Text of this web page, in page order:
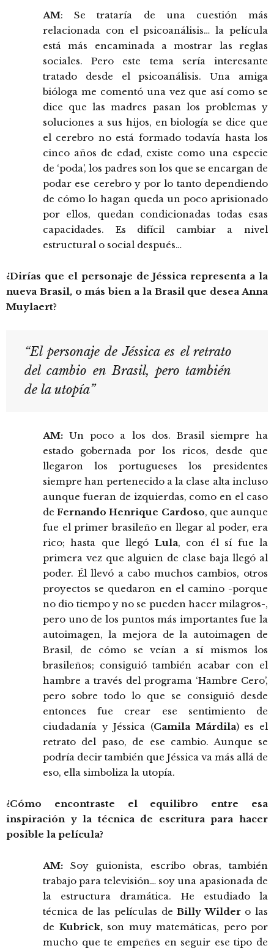
AM: Se trataría de una cuestión más
relacionada con el psicoanálisis… la película
está más encaminada a mostrar las reglas
sociales. Pero este tema sería interesante
tratado desde el psicoanálisis. Una amiga
bióloga me comentó una vez que así como se
dice que las madres pasan los problemas y
soluciones a sus hijos, en biología se dice que
el cerebro no está formado todavía hasta los
cinco años de edad, existe como una especie
de ‘poda’, los padres son los que se encargan de
podar ese cerebro y por lo tanto dependiendo
de cómo lo hagan queda un poco aprisionado
por ellos, quedan condicionadas todas esas
capacidades. Es difícil cambiar a nivel
estructural o social después…
¿Dirías que el personaje de Jéssica representa a la
nueva Brasil, o más bien a la Brasil que desea Anna
Muylaert?
“El personaje de Jéssica es el retrato
del cambio en Brasil, pero también
de la utopía”
AM: Un poco a los dos. Brasil siempre ha
estado gobernada por los ricos, desde que
llegaron los portugueses los presidentes
siempre han pertenecido a la clase alta incluso
aunque fueran de izquierdas, como en el caso
deFernando Henrique Cardoso, que aunque
fue el primer brasileño en llegar al poder, era
rico; hasta que llegó Lula, con él sí fue la
primera vez que alguien de clase baja llegó al
poder. Él llevó a cabo muchos cambios, otros
proyectos se quedaron en el camino -porque
no dio tiempo y no se pueden hacer milagros-,
pero uno de los puntos más importantes fue la
autoimagen, la mejora de la autoimagen de
Brasil, de cómo se veían a sí mismos los
brasileños; consiguió también acabar con el
hambre a través del programa ‘Hambre Cero’,
pero sobre todo lo que se consiguió desde
entonces fue crear ese sentimiento de
ciudadanía y Jéssica (Camila Márdila) es el
retrato del paso, de ese cambio. Aunque se
podría decir también que Jéssica va más allá de
eso, ella simboliza la utopía.
¿Cómo encontraste el equilibro entre esa
inspiración y la técnica de escritura para hacer
posible la película?
AM: Soy guionista, escribo obras, también
trabajo para televisión… soy una apasionada de
la estructura dramática. He estudiado la
técnica de las películas deBilly Wildero las
de Kubrick,son muy matemáticas, pero por
mucho que te empeñes en seguir ese tipo de